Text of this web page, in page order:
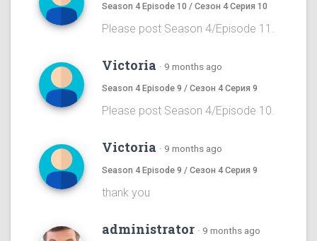
Season 4 Episode 10 / Сезон 4 Серия 10
Please post Season 4/Episode 11.
Victoria · 9 months ago
Season 4 Episode 9 / Сезон 4 Серия 9
Please post Season 4/Episode 10.
Victoria · 9 months ago
Season 4 Episode 9 / Сезон 4 Серия 9
thank you
administrator · 9 months ago